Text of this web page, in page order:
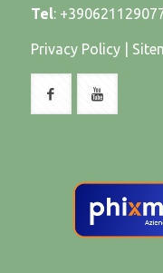
Tel:
Privacy Policy|